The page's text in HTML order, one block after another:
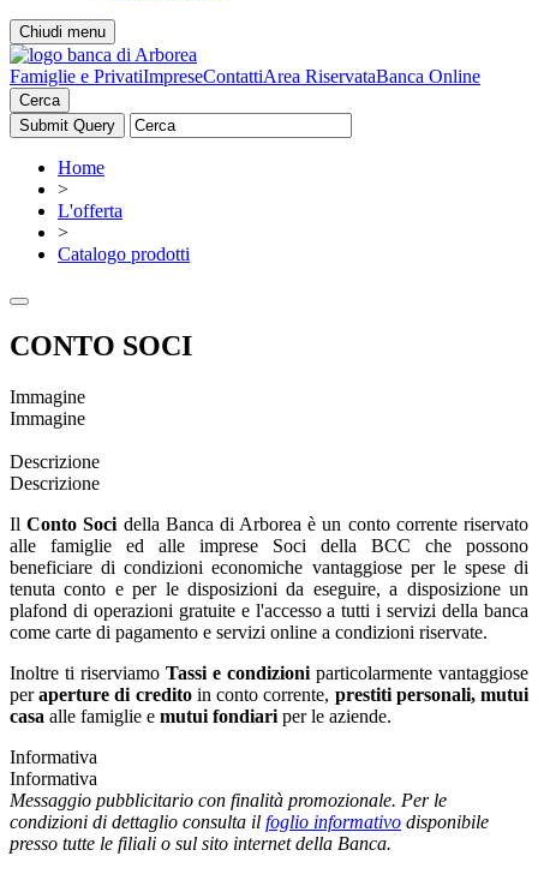
Chiudi menu
Famiglie e PrivatiImpreseContattiArea RiservataBanca Online
Cerca
Home
>
L'offerta
>
Catalogo prodotti
CONTO SOCI
Immagine
Immagine
Descrizione
Descrizione
IlConto Soci della Banca di Arborea è un conto corrente riservato
alle famiglie ed alle imprese Soci della BCC che possono
beneficiare di condizioni economiche vantaggiose per le spese di
tenuta conto e per le disposizioni da eseguire, a disposizione un
plafond di operazioni gratuite e l'accesso a tutti i servizi della banca
come carte di pagamento e servizi online a condizioni riservate.
Inoltre ti riserviamo Tassi e condizioni particolarmente vantaggiose
peraperture di creditoin conto corrente, prestiti personali, mutui
casa alle famiglie e mutui fondiari per le aziende.
Informativa
Informativa
Messaggio pubblicitario con finalità promozionale. Per le
condizioni di dettaglio consulta il foglio informativo disponibile
presso tutte le filiali o sul sito internet della Banca.